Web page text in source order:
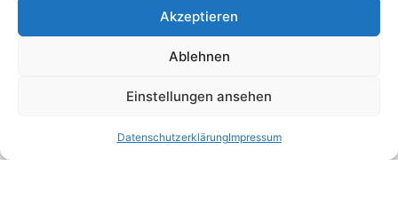
Akzeptieren
Ablehnen
Einstellungen ansehen
Datenschutz­erklärungImpressum
In diesen Beitrag geht es um Tipps für
Onlinehändler: Wie kann man sich
gegen Betrug und Abzocke schützen?
WEITERLESEN »